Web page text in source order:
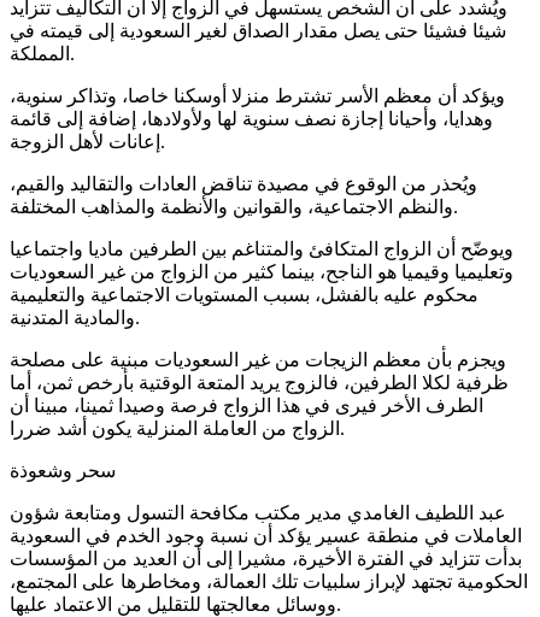
ويُشدد على أن الشخص يستسهل في الزواج إلا أن التكاليف تتزايد
شيئا فشيئا حتى يصل مقدار الصداق لغير السعودية إلى قيمته في
المملكة.
ويؤكد أن معظم الأسر تشترط منزلا أوسكنا خاصا، وتذاكر سنوية،
وهدايا، وأحيانا إجازة نصف سنوية لها ولأولادها، إضافة إلى قائمة
إعانات لأهل الزوجة.
ويُحذر من الوقوع في مصيدة تناقض العادات والتقاليد والقيم،
والنظم الاجتماعية، والقوانين والأنظمة والمذاهب المختلفة.
ويوضّح أن الزواج المتكافئ والمتناغم بين الطرفين ماديا واجتماعيا
وتعليميا وقيميا هو الناجح، بينما كثير من الزواج من غير السعوديات
محكوم عليه بالفشل، بسبب المستويات الاجتماعية والتعليمية
والمادية المتدنية.
ويجزم بأن معظم الزيجات من غير السعوديات مبنية على مصلحة
ظرفية لكلا الطرفين، فالزوج يريد المتعة الوقتية بأرخص ثمن، أما
الطرف الأخر فيرى في هذا الزواج فرصة وصيدا ثمينا، مبينا أن
الزواج من العاملة المنزلية يكون أشد ضررا.
سحر وشعوذة
عبد اللطيف الغامدي مدير مكتب مكافحة التسول ومتابعة شؤون
العاملات في منطقة عسير يؤكد أن نسبة وجود الخدم في السعودية
بدأت تتزايد في الفترة الأخيرة، مشيرا إلى أن العديد من المؤسسات
الحكومية تجتهد لإبراز سلبيات تلك العمالة، ومخاطرها على المجتمع،
ووسائل معالجتها للتقليل من الاعتماد عليها.